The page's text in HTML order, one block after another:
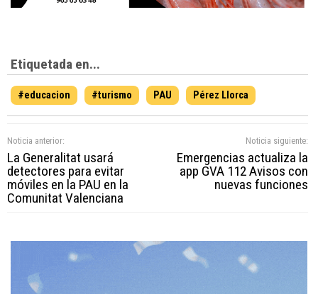
Etiquetada en...
#educacion #turismo PAU Pérez Llorca
Noticia anterior:
La Generalitat usará
detectores para evitar
móviles en la PAU en la
Comunitat Valenciana
Noticia siguiente:
Emergencias actualiza la
app GVA 112 Avisos con
nuevas funciones